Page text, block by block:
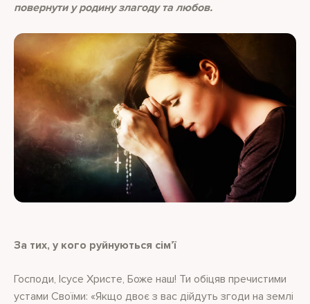
повернути у родину злагоду та любов.
За тих, у кого руйнуються сiм’ї
Господи, Iсусе Христе, Боже наш! Ти обiцяв пречистими
устами Своїми: «Якщо двоє з вас дiйдуть згоди на землi